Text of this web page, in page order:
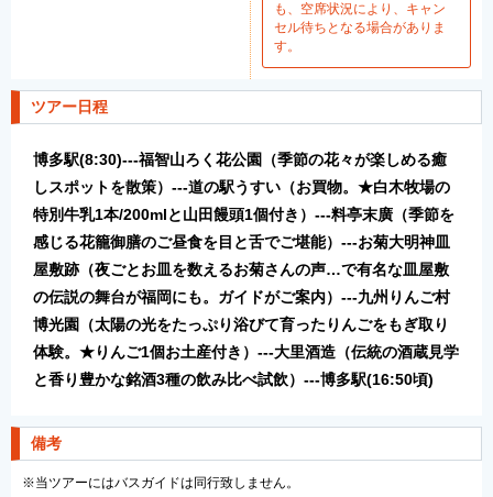
も、空席状況により、キャン
セル待ちとなる場合がありま
す。
ツアー日程
博多駅(8:30)---福智山ろく花公園（季節の花々が楽しめる癒
しスポットを散策）---道の駅うすい（お買物。★白木牧場の
特別牛乳1本/200mlと山田饅頭1個付き）---料亭末廣（季節を
感じる花籠御膳のご昼食を目と舌でご堪能）---お菊大明神皿
屋敷跡（夜ごとお皿を数えるお菊さんの声…で有名な皿屋敷
の伝説の舞台が福岡にも。ガイドがご案内）---九州りんご村
博光園（太陽の光をたっぷり浴びて育ったりんごをもぎ取り
体験。★りんご1個お土産付き）---大里酒造（伝統の酒蔵見学
と香り豊かな銘酒3種の飲み比べ試飲）---博多駅(16:50頃)
備考
※当ツアーにはバスガイドは同行致しません。